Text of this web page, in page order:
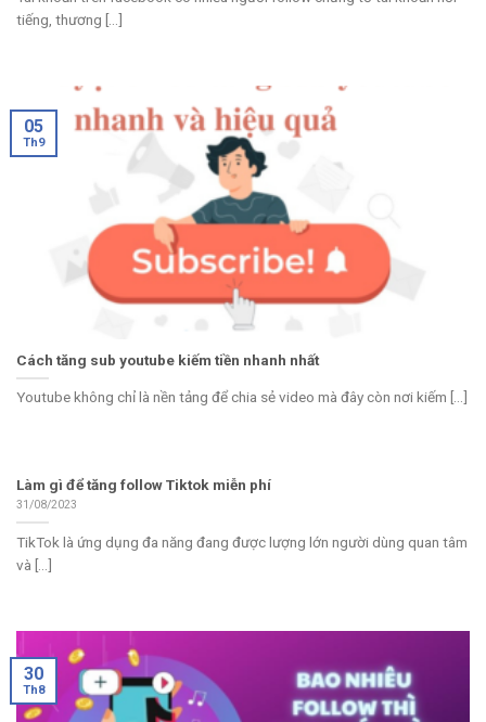
tiếng, thương [...]
Cách tăng sub youtube kiếm tiền nhanh nhất
Youtube không chỉ là nền tảng để chia sẻ video mà đây còn nơi kiếm [...]
05
Th9
Làm gì để tăng follow Tiktok miễn phí
31/08/2023
TikTok là ứng dụng đa năng đang được lượng lớn người dùng quan tâm
và [...]
30
Th8